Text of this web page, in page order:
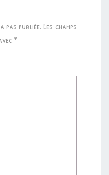
pas publiée. Les champs
*